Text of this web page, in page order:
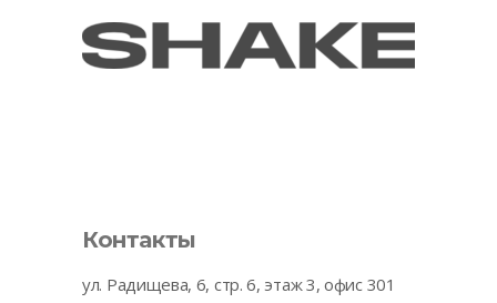
Контакты
ул. Радищева, 6, стр. 6, этаж 3, офис 301